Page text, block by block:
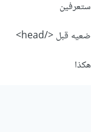
ستعرفين
ضعيه قبل </head>
هكذا